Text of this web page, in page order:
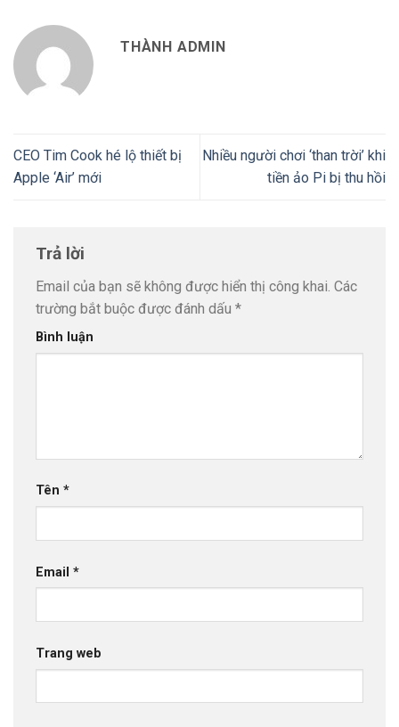
THÀNH ADMIN
CEO Tim Cook hé lộ thiết bị
Apple ‘Air’ mới
Nhiều người chơi ‘than trời’ khi
tiền ảo Pi bị thu hồi
Trả lời
Email của bạn sẽ không được hiển thị công khai. Các
trường bắt buộc được đánh dấu *
Bình luận
Tên *
Email *
Trang web